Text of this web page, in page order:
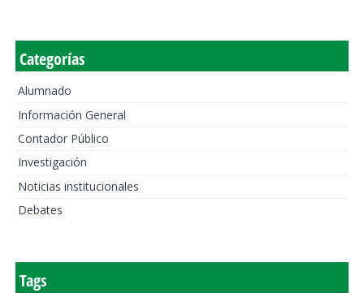
Categorías
Alumnado
Información General
Contador Público
Investigación
Noticias institucionales
Debates
Tags